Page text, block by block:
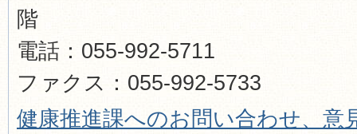
階
電話：055-992-5711
ファクス：055-992-5733
健康推進課へのお問い合わせ、意